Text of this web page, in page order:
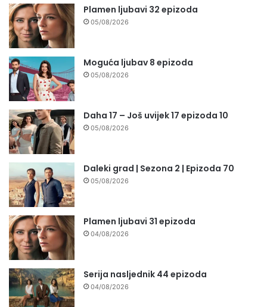
Plamen ljubavi 32 epizoda
05/08/2026
Moguća ljubav 8 epizoda
05/08/2026
Daha 17 – Još uvijek 17 epizoda 10
05/08/2026
Daleki grad | Sezona 2 | Epizoda 70
05/08/2026
Plamen ljubavi 31 epizoda
04/08/2026
Serija nasljednik 44 epizoda
04/08/2026